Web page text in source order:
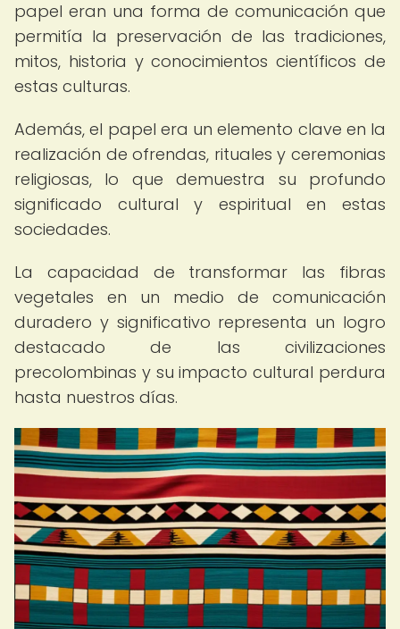
papel eran una forma de comunicación que
permitía la preservación de las tradiciones,
mitos, historia y conocimientos científicos de
estas culturas.
Además, el papel era un elemento clave en la
realización de ofrendas, rituales y ceremonias
religiosas, lo que demuestra su profundo
significado cultural y espiritual en estas
sociedades.
La capacidad de transformar las fibras
vegetales en un medio de comunicación
duradero y significativo representa un logro
destacado de las civilizaciones
precolombinas y su impacto cultural perdura
hasta nuestros días.